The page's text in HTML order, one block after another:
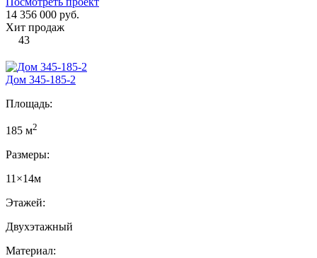
14 356 000 руб.
Хит продаж
43
Дом 345-185-2
Площадь:
185 м2
Размеры:
11×14м
Этажей:
Двухэтажный
Материал: